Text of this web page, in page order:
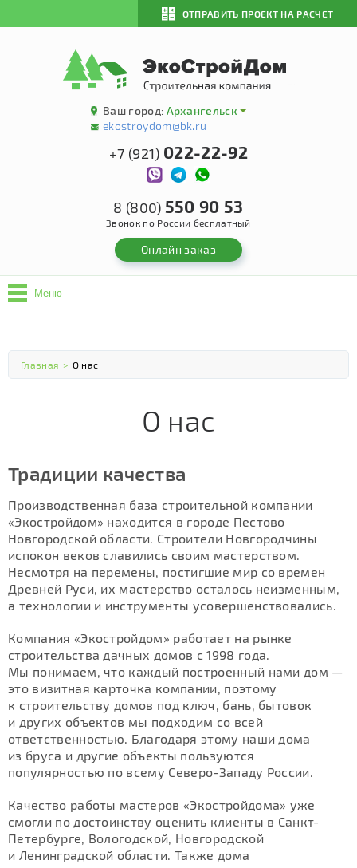
ОТПРАВИТЬ ПРОЕКТ НА РАСЧЕТ
Ваш город: Архангельск
ekostroydom@bk.ru
+7 (921) 022-22-92
8 (800) 550 90 53
Звонок по России бесплатный
Онлайн заказ
Меню
Главная > О нас
О нас
Традиции качества
Производственная база строительной компании
«Экостройдом» находится в городе Пестово
Новгородской области. Строители Новгородчины
испокон веков славились своим мастерством.
Несмотря на перемены, постигшие мир со времен
Древней Руси, их мастерство осталось неизменным,
а технологии и инструменты усовершенствовались.
Компания «Экостройдом» работает на рынке
строительства дачных домов с 1998 года.
Мы понимаем, что каждый построенный нами дом —
это визитная карточка компании, поэтому
к строительству домов под ключ, бань, бытовок
и других объектов мы подходим со всей
ответственностью. Благодаря этому наши дома
из бруса и другие объекты пользуются
популярностью по всему Северо-Западу России.
Качество работы мастеров «Экостройдома» уже
смогли по достоинству оценить клиенты в Санкт-
Петербурге, Вологодской, Новгородской
и Ленинградской области. Также дома